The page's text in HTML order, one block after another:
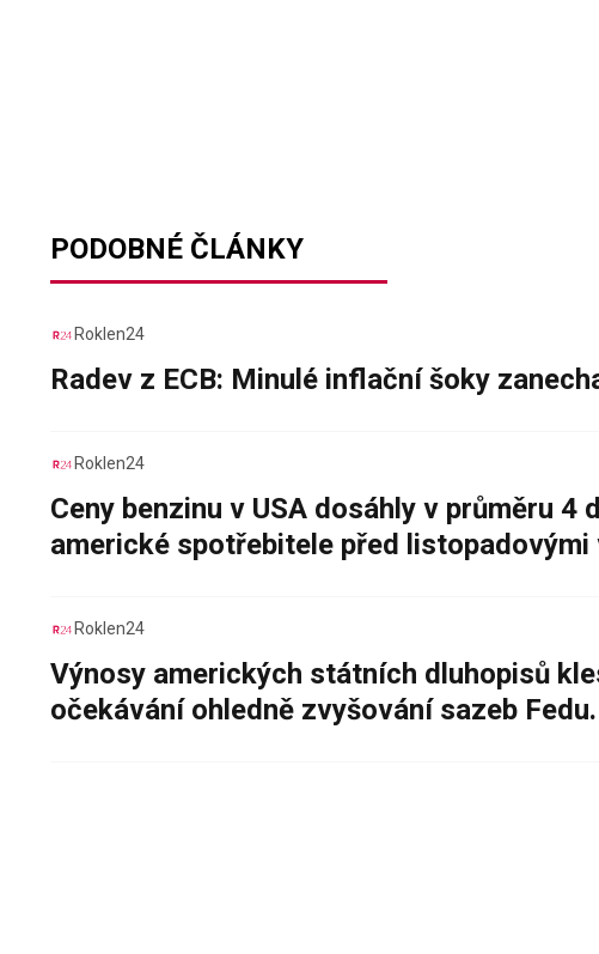
PODOBNÉ ČLÁNKY
Roklen24
Radev z ECB: Minulé inflační šoky
Roklen24
Ceny benzinu v USA dosáhly v průměru
americké spotřebitele před listopadovými
Roklen24
Výnosy amerických státních dluhopisů
očekávání ohledně zvyšování sazeb Fedu.